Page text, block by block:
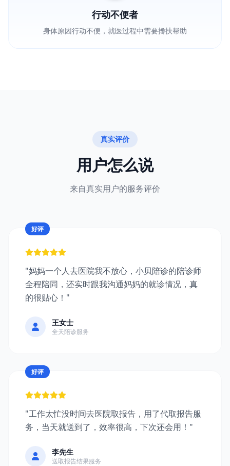
行动不便者
身体原因行动不便，就医过程中需要搀扶帮助
真实评价
用户怎么说
来自真实用户的服务评价
好评
"妈妈一个人去医院我不放心，小贝陪诊的陪诊师
全程陪同，还实时跟我沟通妈妈的就诊情况，真
的很贴心！"
王女士
全天陪诊服务
好评
"工作太忙没时间去医院取报告，用了代取报告服
务，当天就送到了，效率很高，下次还会用！"
李先生
送取报告结果服务